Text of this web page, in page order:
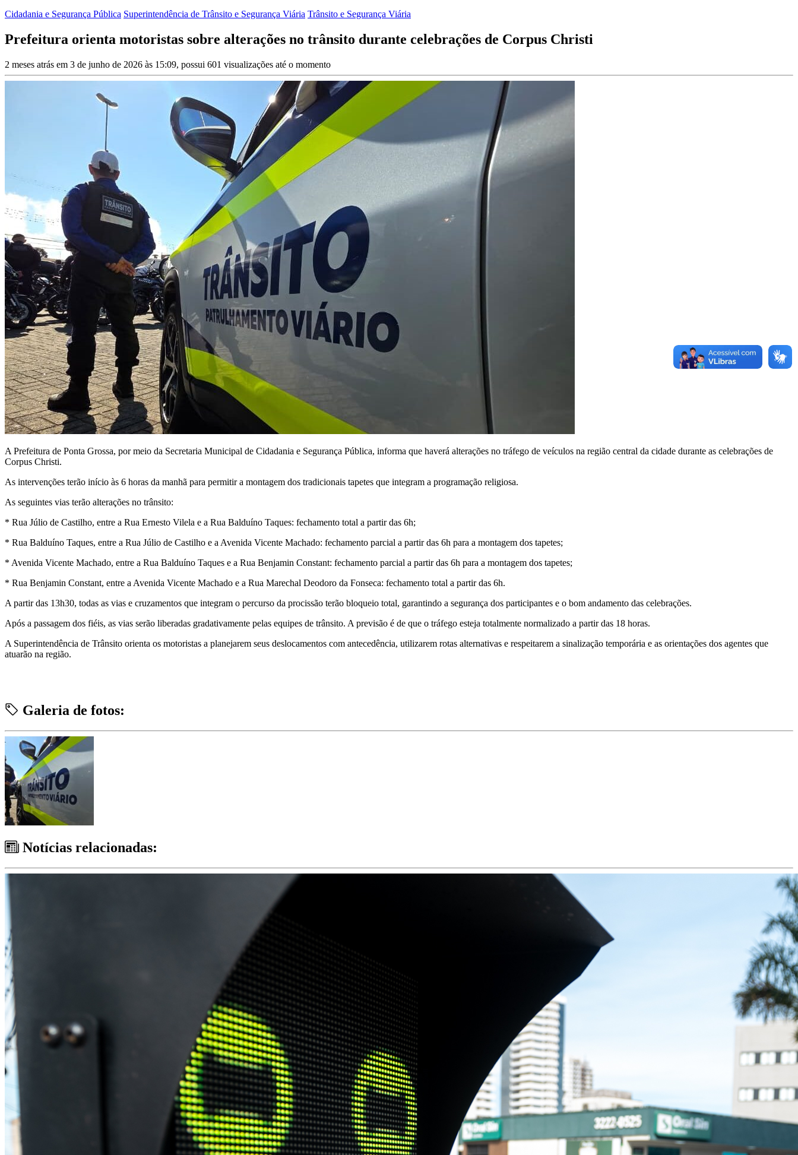
Cidadania e Segurança Pública Superintendência de Trânsito e Segurança Viária Trânsito e Segurança Viária
Prefeitura orienta motoristas sobre alterações no trânsito durante celebrações de Corpus Christi
2 meses atrás em 3 de junho de 2026 às 15:09, possui 601 visualizações até o momento
A Prefeitura de Ponta Grossa, por meio da Secretaria Municipal de Cidadania e Segurança Pública, informa que haverá alterações no tráfego de veículos na região central da cidade durante as celebrações de
Corpus Christi.
As intervenções terão início às 6 horas da manhã para permitir a montagem dos tradicionais tapetes que integram a programação religiosa.
As seguintes vias terão alterações no trânsito:
* Rua Júlio de Castilho, entre a Rua Ernesto Vilela e a Rua Balduíno Taques: fechamento total a partir das 6h;
* Rua Balduíno Taques, entre a Rua Júlio de Castilho e a Avenida Vicente Machado: fechamento parcial a partir das 6h para a montagem dos tapetes;
* Avenida Vicente Machado, entre a Rua Balduíno Taques e a Rua Benjamin Constant: fechamento parcial a partir das 6h para a montagem dos tapetes;
* Rua Benjamin Constant, entre a Avenida Vicente Machado e a Rua Marechal Deodoro da Fonseca: fechamento total a partir das 6h.
A partir das 13h30, todas as vias e cruzamentos que integram o percurso da procissão terão bloqueio total, garantindo a segurança dos participantes e o bom andamento das celebrações.
Após a passagem dos fiéis, as vias serão liberadas gradativamente pelas equipes de trânsito. A previsão é de que o tráfego esteja totalmente normalizado a partir das 18 horas.
A Superintendência de Trânsito orienta os motoristas a planejarem seus deslocamentos com antecedência, utilizarem rotas alternativas e respeitarem a sinalização temporária e as orientações dos agentes que
atuarão na região.
Galeria de fotos:
Notícias relacionadas: